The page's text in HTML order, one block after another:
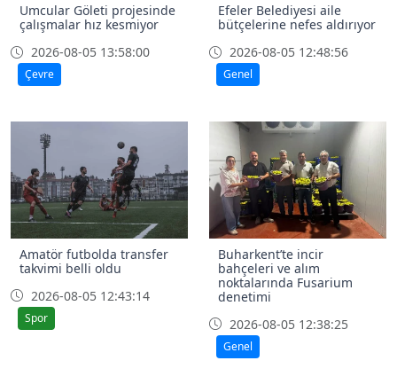
Umcular Göleti projesinde
çalışmalar hız kesmiyor
2026-08-05 13:58:00
Çevre
Efeler Belediyesi aile
bütçelerine nefes aldırıyor
2026-08-05 12:48:56
Genel
Amatör futbolda transfer
takvimi belli oldu
2026-08-05 12:43:14
Spor
Buharkent’te incir
bahçeleri ve alım
noktalarında Fusarium
denetimi
2026-08-05 12:38:25
Genel